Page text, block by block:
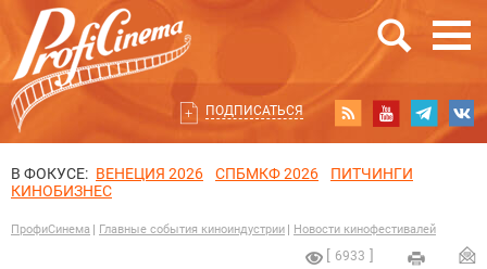
ПОДПИСАТЬСЯ
В ФОКУСЕ: ВЕНЕЦИЯ 2026 СПБМКФ 2026
ПИТЧИНГИ
КИНОБИЗНЕС
ПрофиСинема Главные события киноиндустрии Новости кинофестивалей
6933